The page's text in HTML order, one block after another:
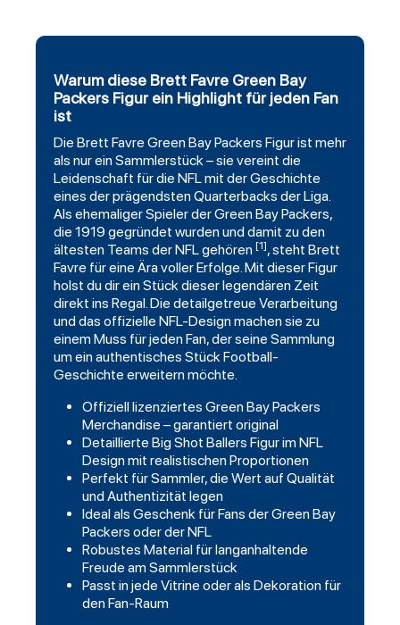
Warum diese Brett Favre Green Bay
Packers Figur ein Highlight für jeden Fan
ist
Die Brett Favre Green Bay Packers Figur ist mehr
als nur ein Sammlerstück – sie vereint die
Leidenschaft für die NFL mit der Geschichte
eines der prägendsten Quarterbacks der Liga.
Als ehemaliger Spieler der Green Bay Packers,
die 1919 gegründet wurden und damit zu den
ältesten Teams der NFL gehören [1], steht Brett
Favre für eine Ära voller Erfolge. Mit dieser Figur
holst du dir ein Stück dieser legendären Zeit
direkt ins Regal. Die detailgetreue Verarbeitung
und das offizielle NFL-Design machen sie zu
einem Muss für jeden Fan, der seine Sammlung
um ein authentisches Stück Football-
Geschichte erweitern möchte.
Offiziell lizenziertes Green Bay Packers
Merchandise – garantiert original
Detaillierte Big Shot Ballers Figur im NFL
Design mit realistischen Proportionen
Perfekt für Sammler, die Wert auf Qualität
und Authentizität legen
Ideal als Geschenk für Fans der Green Bay
Packers oder der NFL
Robustes Material für langanhaltende
Freude am Sammlerstück
Passt in jede Vitrine oder als Dekoration für
den Fan-Raum